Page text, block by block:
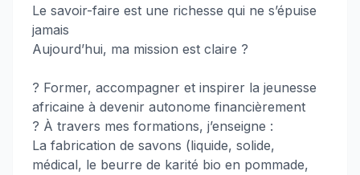
Le savoir-faire est une richesse qui ne s’épuise
jamais
Aujourd’hui, ma mission est claire ?
? Former, accompagner et inspirer la jeunesse
africaine à devenir autonome financièrement
? À travers mes formations, j’enseigne :
La fabrication de savons (liquide, solide,
médical, le beurre de karité bio en pommade,